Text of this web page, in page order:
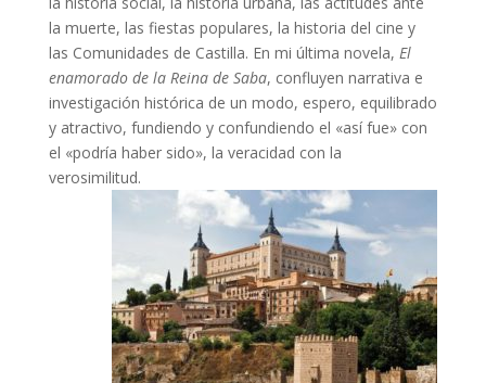
la muerte, las fiestas populares, la historia del cine y
las Comunidades de Castilla. En mi última novela, El
enamorado de la Reina de Saba, confluyen narrativa e
investigación histórica de un modo, espero, equilibrado
y atractivo, fundiendo y confundiendo el «así fue» con
el «podría haber sido», la veracidad con la
verosimilitud.